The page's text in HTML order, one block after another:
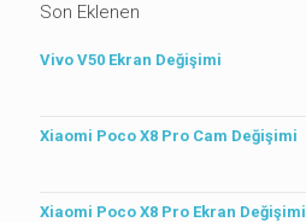
Son Eklenen
Vivo V50 Ekran Değişimi
Xiaomi Poco X8 Pro Cam Değişimi
Xiaomi Poco X8 Pro Ekran Değişimi